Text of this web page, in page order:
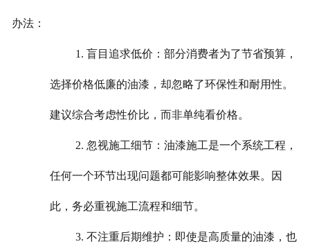
办法：
1. 盲目追求低价：部分消费者为了节省预算，
选择价格低廉的油漆，却忽略了环保性和耐用性。
建议综合考虑性价比，而非单纯看价格。
2. 忽视施工细节：油漆施工是一个系统工程，
任何一个环节出现问题都可能影响整体效果。因
此，务必重视施工流程和细节。
3. 不注重后期维护：即使是高质量的油漆，也